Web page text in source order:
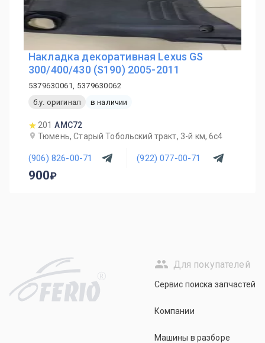
Накладка декоративная Lexus GS
300/400/430 (S190) 2005-2011
5379630061, 5379630062
б.у. оригинал
в наличии
201 AMC72
Тюмень, Старый Тобольский тракт, 3-й км, 6с4
(906) 826-00-71 (922) 077-00-71
900
R
Для покупателей
Сервис поиска запчастей
Компании
Машины в разборе